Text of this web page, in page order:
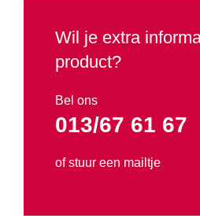
Verwarming en
Waterpompen
Promo
Wil je extra
product?
Bel ons
013/67 61 67
of stuur een mailtje